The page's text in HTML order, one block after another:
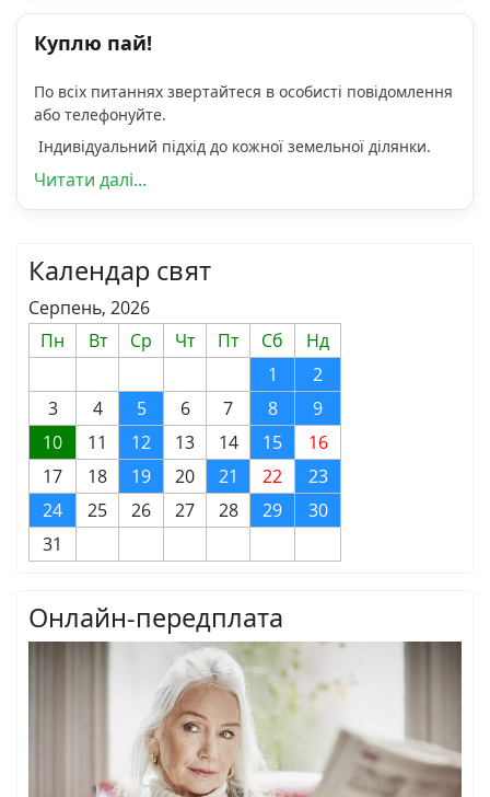
Куплю пай!
По всіх питаннях звертайтеся в особисті повідомлення
або телефонуйте.
Індивідуальний підхід до кожної земельної ділянки.
Читати далі...
Календар свят
Серпень, 2026
Пн
Вт Ср Чт Пт Сб
Нд
1
2
3
4 5 6 7 8
9
10
11 12 13 14 15
16
17
18 19 20 21 22
23
24
25 26 27 28 29
30
31
Онлайн-передплата